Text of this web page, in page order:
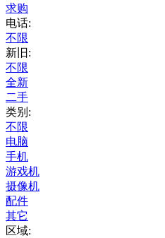
求购
电话:
不限
新旧:
不限
全新
二手
类别:
不限
电脑
手机
游戏机
摄像机
配件
其它
区域: